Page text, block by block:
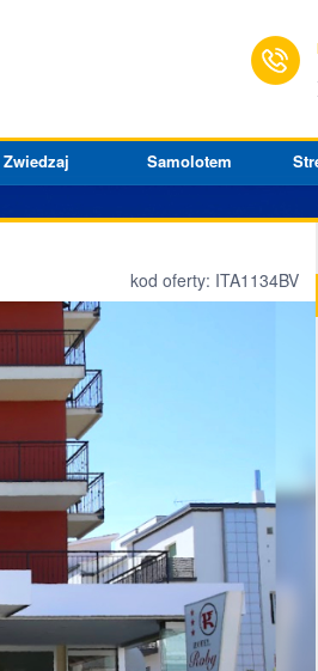
Zwiedzaj Samolotem
kod oferty: ITA1134BV